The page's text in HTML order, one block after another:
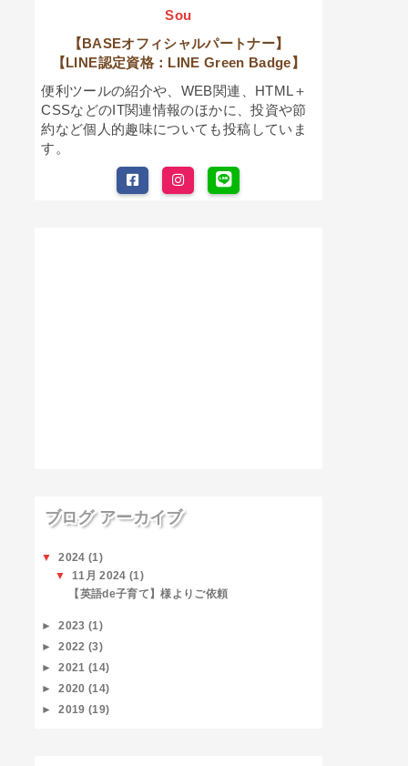
Sou
【BASEオフィシャルパートナー】
【LINE認定資格：LINE Green Badge】
便利ツールの紹介や、WEB関連、HTML＋
CSSなどのIT関連情報のほかに、投資や節
約など個人的趣味についても投稿していま
す。
ブログ アーカイブ
▼2024(1)
▼ 11月 2024 (1)
【英語de子育て】様よりご依頼
►2023(1)
►2022(3)
►2021(14)
►2020(14)
►2019(19)